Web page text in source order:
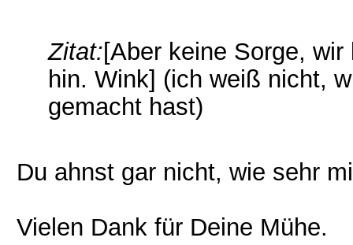
Zitat:[Aber keine Sorge,
hin. Wink] (ich weiß nicht,
gemacht hast)
Du ahnst gar nicht, wie sehr
Vielen Dank für Deine Mühe.